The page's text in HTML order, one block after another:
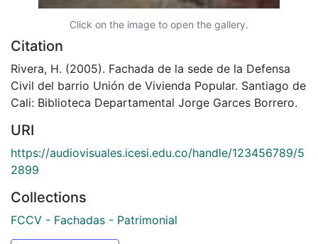
Click on the image to open the gallery.
Citation
Rivera, H. (2005). Fachada de la sede de la Defensa
Civil del barrio Unión de Vivienda Popular. Santiago de
Cali: Biblioteca Departamental Jorge Garces Borrero.
URI
https://audiovisuales.icesi.edu.co/handle/123456789/5
2899
Collections
FCCV - Fachadas - Patrimonial